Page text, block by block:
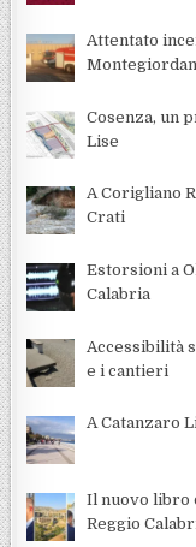
Attentato
Cosenza, un
Lise
A Corigliano
Crati
Estorsioni a
Calabria
Accessibilità
e i cantieri
A Catanzaro
Il nuovo libro
Reggio